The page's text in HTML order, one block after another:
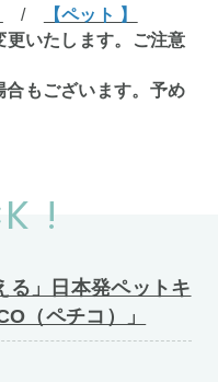
/
【ペット 】
いたします。ご注意
もございます。予め
!
る」日本発ペットキ
（ペチコ）」